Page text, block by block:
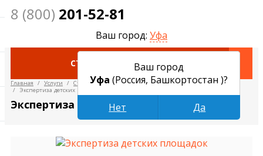
8 (800) 201-52-81
Ваш город: Уфа
СТРОИТЕЛЬНЫЕ ЭКСПЕРТИЗЫ
Главная / Услуги / Строительно-технические экспертизы
/
Экспертиза детских площадок
Экспертиза детских площадок в Уфе
Ваш город
Уфа (Россия, Башкортостан )?
Нет Да